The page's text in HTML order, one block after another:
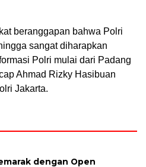
beranggapan bahwa Polri
sangat diharapkan
Polri mulai dari Padang
Ahmad Rizky Hasibuan
Jakarta.
dengan Open